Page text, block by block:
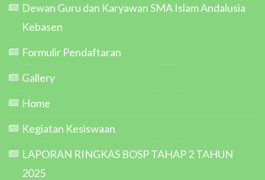
Dewan Guru dan Karyawan SMA Islam Andalusia
Kebasen
Formulir Pendaftaran
Gallery
Home
Kegiatan Kesiswaan
LAPORAN RINGKAS BOSP TAHAP 2 TAHUN
2025